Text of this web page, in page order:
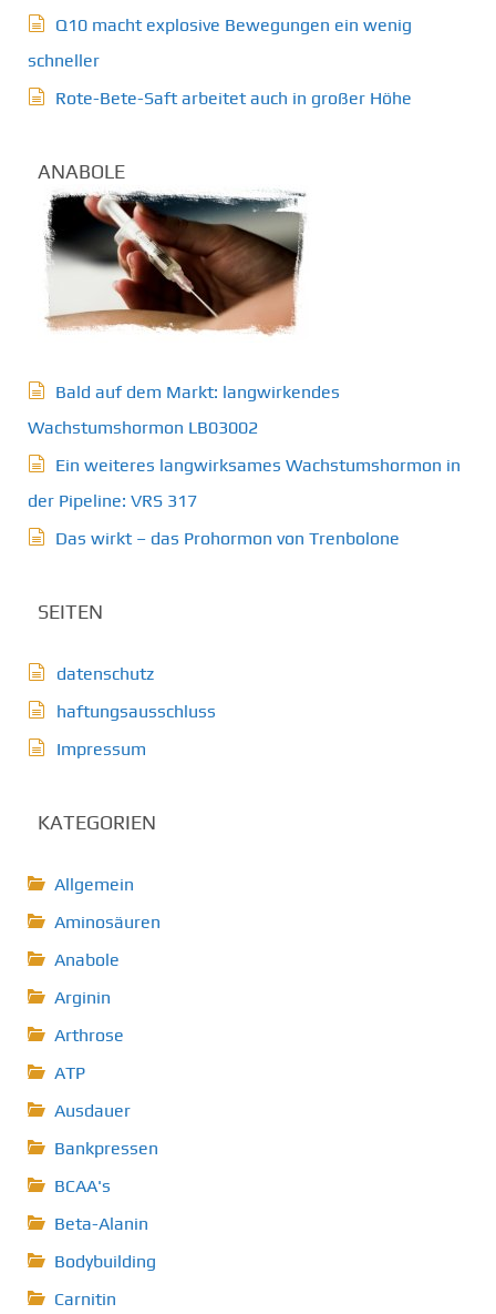
Q10 macht explosive Bewegungen ein wenig
schneller
Rote-Bete-Saft arbeitet auch in großer Höhe
ANABOLE
Bald auf dem Markt: langwirkendes
Wachstumshormon LB03002
Ein weiteres langwirksames Wachstumshormon in
der Pipeline: VRS 317
Das wirkt – das Prohormon von Trenbolone
SEITEN
datenschutz
haftungsausschluss
Impressum
KATEGORIEN
Allgemein
Aminosäuren
Anabole
Arginin
Arthrose
ATP
Ausdauer
Bankpressen
BCAA's
Beta-Alanin
Bodybuilding
Carnitin